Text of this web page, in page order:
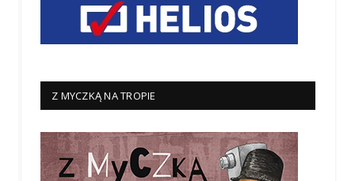
Z MYCZKĄ NA TROPIE